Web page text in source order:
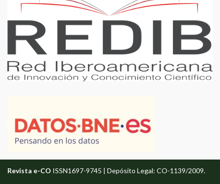
Revista e-CO ISSN1697-9745 | Depósito Legal: CO-1139/2009.